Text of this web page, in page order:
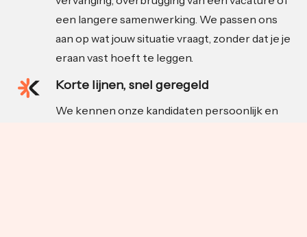
een langere samenwerking. We passen ons
aan op wat jouw situatie vraagt, zonder dat je je
eraan vast hoeft te leggen.
Korte lijnen, snel geregeld
We kennen onze kandidaten persoonlijk en